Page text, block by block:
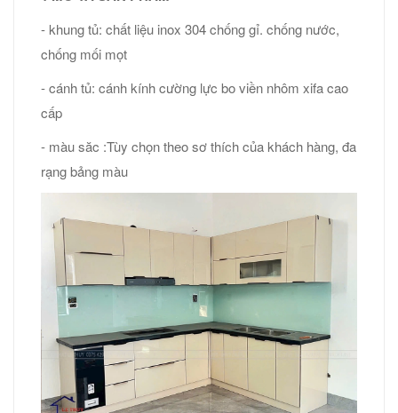
- khung tủ: chất liệu inox 304 chống gỉ. chống nước,
chống mối mọt
- cánh tủ: cánh kính cường lực bo viền nhôm xifa cao
cấp
- màu săc :Tùy chọn theo sơ thích của khách hàng, đa
rạng bảng màu